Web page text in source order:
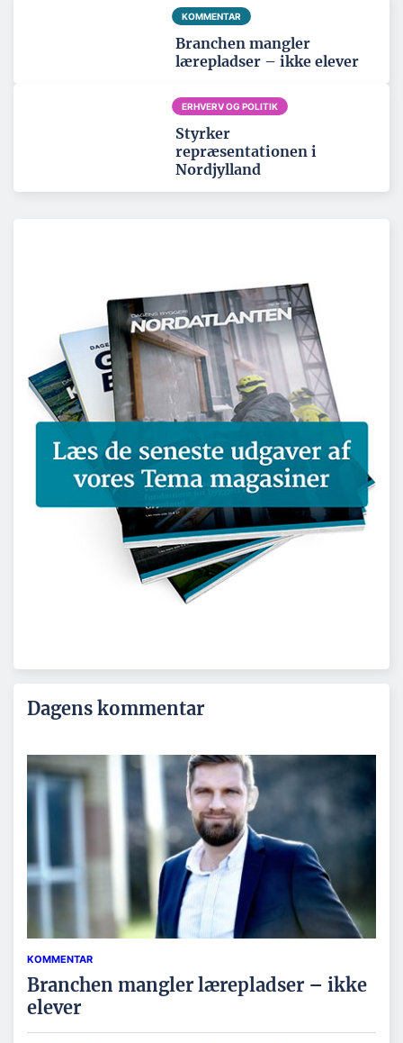
KOMMENTAR
Branchen mangler
lærepladser – ikke elever
ERHVERV OG POLITIK
Styrker
repræsentationen i
Nordjylland
Dagens kommentar
KOMMENTAR
Branchen mangler lærepladser – ikke
elever